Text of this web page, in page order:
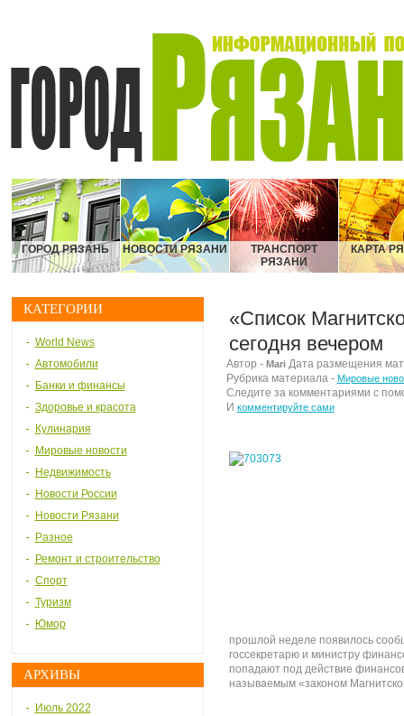
ГОРОД РЯЗАНЬ НОВОСТИ РЯЗАНИ
ТРАНСПОРТ
РЯЗАНИ
КАРТА
КАТЕГОРИИ
World News
Автомобили
Банки и финансы
Здоровье и красота
Кулинария
Мировые новости
Недвижимость
Новости России
Новости Рязани
Разное
Ремонт и строительство
Спорт
Туризм
Юмор
АРХИВЫ
Июль 2022
«Список
сегодня вечером
Автор - MariДата размещения
Рубрика материала - Мировые
Следите за комментариями с
И комментируйте сами
прошлой неделе появилось
госсекретарю и министру
попадают под действие
называемым «законом